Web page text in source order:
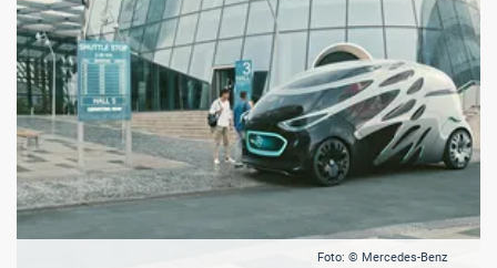
Foto: © Mercedes-Benz